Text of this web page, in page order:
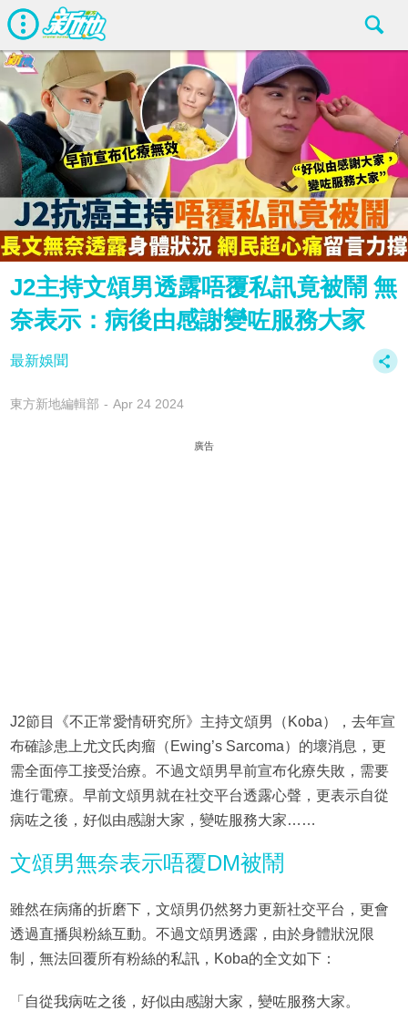
J2主持文頌男透露唔覆私訊竟被鬧 無
奈表示：病後由感謝變咗服務大家
最新娛聞
東方新地編輯部 Apr 24 2024
廣告
J2節目《不正常愛情研究所》主持文頌男（Koba），去年宣
布確診患上尤文氏肉瘤（Ewing’s Sarcoma）的壞消息，更
需全面停工接受治療。不過文頌男早前宣布化療失敗，需要
進行電療。早前文頌男就在社交平台透露心聲，更表示自從
病咗之後，好似由感謝大家，變咗服務大家……
文頌男無奈表示唔覆DM被鬧
雖然在病痛的折磨下，文頌男仍然努力更新社交平台，更會
透過直播與粉絲互動。不過文頌男透露，由於身體狀況限
制，無法回覆所有粉絲的私訊，Koba的全文如下：
「自從我病咗之後，好似由感謝大家，變咗服務大家。